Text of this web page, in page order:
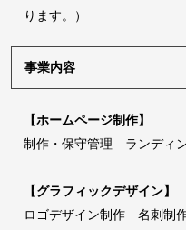
ります。）
事業内容
【ホームページ制作】
制作・保守管理 ランディ
【グラフィックデザイン】
ロゴデザイン制作 名刺制